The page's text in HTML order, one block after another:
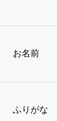
お名前
ふりがな